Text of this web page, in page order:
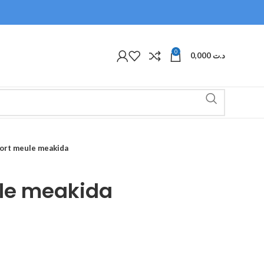
0 د.ت
meule meakida
meakida